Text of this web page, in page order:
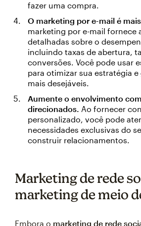
fazer uma compra.
O marketing por e-mail é
marketing por e-mail fornece
detalhadas sobre o
incluindo taxas de abertura,
conversões. Você pode usar
para otimizar sua estratégia
mais desejáveis.
Aumente o envolvimento
direcionados. Ao fornecer
personalizado, você pode
necessidades exclusivas do
construir relacionamentos.
Marketing de rede
marketing de meio
Embora o marketing de rede